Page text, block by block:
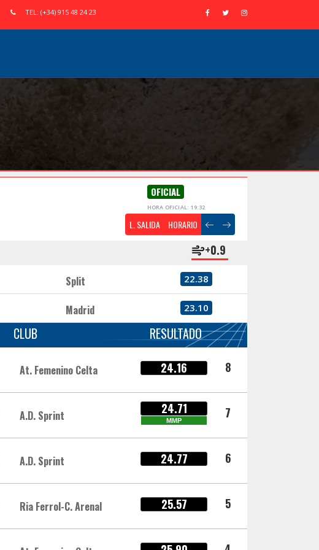
TEL: (+34) 915 48 24 23
OFICIAL
HORA OFICIAL: 19:32
L. SALIDA HORARIO
+0.9
Split 22.38
Madrid 23.10
CLUB RESULTADO
At. Femenino Celta 24.16 8
A.D. Sprint 24.71
MMP 7
A.D. Sprint 24.77 6
Ria Ferrol-C. Arenal 25.57 5